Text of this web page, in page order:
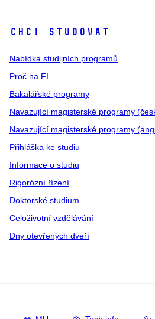
CHCI STUDOVAT
Nabídka studijních programů
Proč na FI
Bakalářské programy
Navazující magisterské programy
Navazující magisterské programy
Přihláška ke studiu
Informace o studiu
Rigorózní řízení
Doktorské studium
Celoživotní vzdělávání
Dny otevřených dveří